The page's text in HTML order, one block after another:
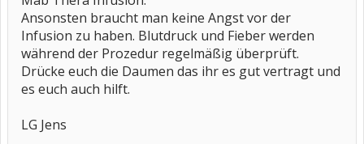
Ansonsten braucht man keine Angst vor der
Infusion zu haben. Blutdruck und Fieber werden
während der Prozedur regelmäßig überprüft.
Drücke euch die Daumen das ihr es gut vertragt und
es euch auch hilft.
LG Jens